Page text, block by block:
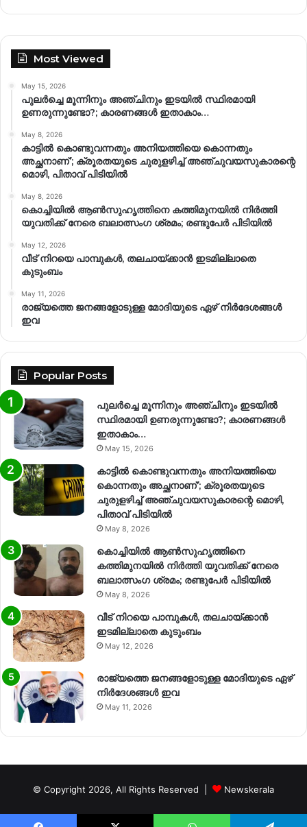
Most Viewed
May 15, 2026
പുലർച്ചെ മൂന്നിനും അഞ്ചിനും ഇടയിൽ സ്ഥിരമായി
ഉണരുന്നുണ്ടോ?; കാരണങ്ങള്‍ ഇതാകാം…
May 8, 2026
കാട്ടിൽ കൊണ്ടുവന്നതും അനിയത്തിയെ കൊന്നതും
അച്ഛനാണ്’; ക്രൂരതയുടെ ചുരുളഴിച്ച് അഞ്ചുവയസുകാരന്റെ
മൊഴി, പിതാവ് പിടിയിൽ
May 8, 2026
കൊച്ചിയിൽ ആൺസുഹൃത്തിനെ കത്തിമുനയിൽ നിർത്തി
യുവതിക്ക് നേരെ ബലാത്സംഗ​ ശ്രമം; രണ്ടുപേർ പിടിയിൽ
May 12, 2026
വീട് നിറയെ പാമ്പുകൾ, തലചായ്ക്കാൻ ഇടമില്ലാതെ
കുടുംബം
May 11, 2026
രാജ്യത്തെ ജനങ്ങളോടുള്ള മോദിയുടെ ഏഴ് നിര്‍ദേശങ്ങള്‍
ഇവ
Popular Posts
പുലർച്ചെ മൂന്നിനും അഞ്ചിനും ഇടയിൽ
സ്ഥിരമായി ഉണരുന്നുണ്ടോ?; കാരണങ്ങള്‍
ഇതാകാം…
May 15, 2026
കാട്ടിൽ കൊണ്ടുവന്നതും അനിയത്തിയെ
കൊന്നതും അച്ഛനാണ്’; ക്രൂരതയുടെ
ചുരുളഴിച്ച് അഞ്ചുവയസുകാരന്റെ മൊഴി,
പിതാവ് പിടിയിൽ
May 8, 2026
കൊച്ചിയിൽ ആൺസുഹൃത്തിനെ
കത്തിമുനയിൽ നിർത്തി യുവതിക്ക് നേരെ
ബലാത്സംഗ​ ശ്രമം; രണ്ടുപേർ പിടിയിൽ
May 8, 2026
വീട് നിറയെ പാമ്പുകൾ, തലചായ്ക്കാൻ
ഇടമില്ലാതെ കുടുംബം
May 12, 2026
രാജ്യത്തെ ജനങ്ങളോടുള്ള മോദിയുടെ ഏഴ്
നിര്‍ദേശങ്ങള്‍ ഇവ
May 11, 2026
© Copyright 2026, All Rights Reserved | Newskerala